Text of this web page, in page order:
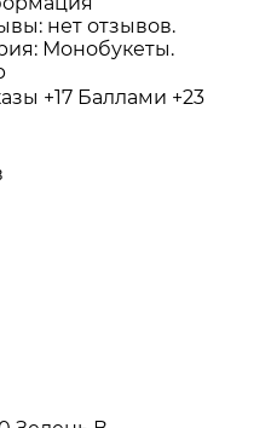
нет отзывов.
Монобукеты.
+17 Баллами +23